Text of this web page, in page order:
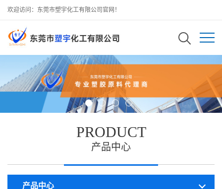
欢迎访问：东莞市塑宇化工有限公司官网！
PRODUCT
产品中心
产品中心